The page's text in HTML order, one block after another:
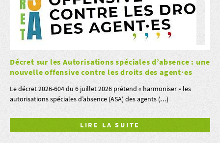
Décret sur les Autorisations spéciales d’absence : une
nouvelle offensive contre les droits des agent·es
Le décret 2026-604 du 6 juillet 2026 prétend « harmoniser » les
autorisations spéciales d’absence (ASA) des agents (…)
LIRE LA SUITE